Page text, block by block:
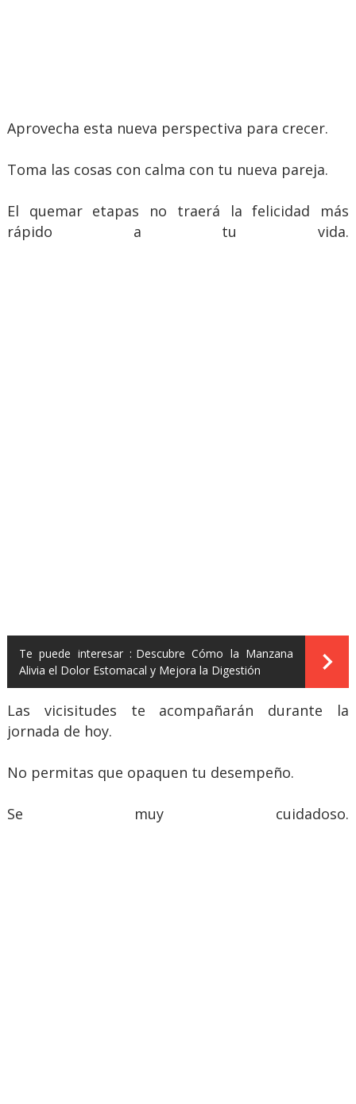
Aprovecha esta nueva perspectiva para crecer.
Toma las cosas con calma con tu nueva pareja.
El quemar etapas no traerá la felicidad más
rápido a tu vida.
Te puede interesar : Descubre Cómo la Manzana
Alivia el Dolor Estomacal y Mejora la Digestión
Las vicisitudes te acompañarán durante la
jornada de hoy.
No permitas que opaquen tu desempeño.
Se muy cuidadoso.